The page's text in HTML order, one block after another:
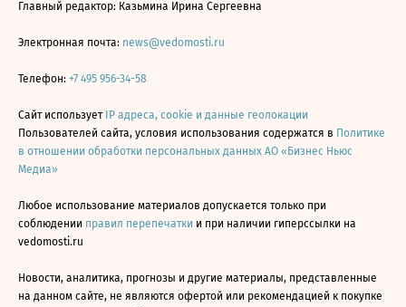
Главный редактор: Казьмина Ирина Сергеевна
Электронная почта: news@vedomosti.ru
Телефон: +7 495 956-34-58
Сайт использует IP адреса, cookie и данные геолокации
Пользователей сайта, условия использования содержатся в Политике
в отношении обработки персональных данных АО «Бизнес Ньюс
Медиа»
Любое использование материалов допускается только при
соблюдении правил перепечатки и при наличии гиперссылки на
vedomosti.ru
Новости, аналитика, прогнозы и другие материалы, представленные
на данном сайте, не являются офертой или рекомендацией к покупке